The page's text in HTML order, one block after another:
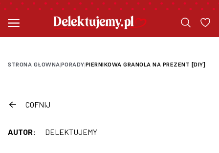
STRONA GŁOWNA|PORADY|PIERNIKOWA GRANOLA NA PREZENT [DIY]
COFNIJ
AUTOR: DELEKTUJEMY